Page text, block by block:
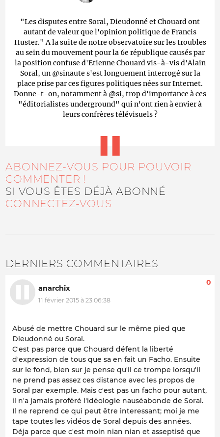
"Les disputes entre Soral, Dieudonné et Chouard ont
autant de valeur que l'opinion politique de Francis
Huster." A la suite de notre observatoire sur les troubles
au sein du mouvement pour la 6e république causés par
la position confuse d'Etienne Chouard vis-à-vis d'Alain
Soral, un @sinaute s'est longuement interrogé sur la
place prise par ces figures politiques nées sur Internet.
Donne-t-on, notamment à @si, trop d'importance à ces
"éditorialistes underground" qui n'ont rien à envier à
leurs confrères télévisuels ?
ABONNEZ-VOUS POUR POUVOIR
COMMENTER !
SI VOUS ÊTES DÉJÀ ABONNÉ
CONNECTEZ-VOUS
DERNIERS COMMENTAIRES
anarchix
11 février 2015 à 23:06:38
0
Abusé de mettre Chouard sur le même pied que
Dieudonné ou Soral.
C'est pas parce que Chouard défent la liberté
d'expression de tous que sa en fait un Facho. Ensuite
sur le fond, bien sur je pense qu'il ce trompe lorsqu'il
ne prend pas assez ces distance avec les propos de
Soral par exemple. Mais c'est pas un facho pour autant,
il n'a jamais proféré l'idéologie nauséabonde de Soral.
Il ne reprend ce qui peut être interessant; moi je me
tape toutes les vidéos de Soral depuis des années.
Déja parce que c'est moin nian nian et asseptisé que